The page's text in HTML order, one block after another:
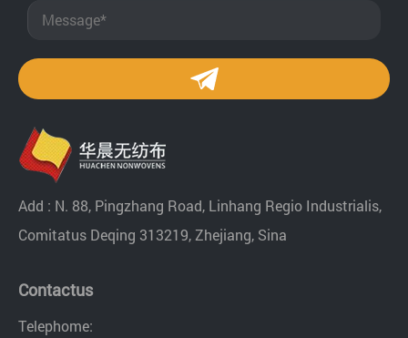
Add : N. 88, Pingzhang Road, Linhang Regio Industrialis,
Comitatus Deqing 313219, Zhejiang, Sina
Contactus
Telephome: